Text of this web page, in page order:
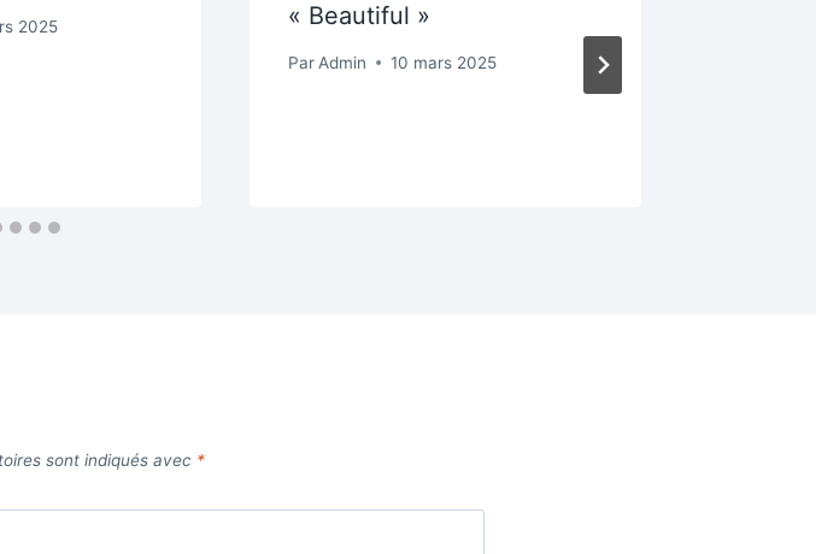
2025
« Beautiful »
Par Admin 10 mars 2025
sont indiqués avec *